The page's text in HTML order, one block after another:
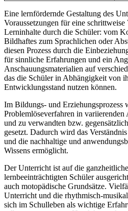
Eine lernfördernde Gestaltung des
Voraussetzungen für eine
Lerninhalte durch die Schüler: vom
Bildhaftes zum Sprachlichen oder
diesen Prozess durch die
für sinnliche Erfahrungen und ein
Anschauungsmaterialien auf
das die Schüler in Abhängigkeit von
Entwicklungsstand nutzen können.
Im Bildungs- und Erziehungsprozess
Problemlöseverfahren in variierenden
und zu verwandten bzw.
gesetzt. Dadurch wird das
und die nachhaltige und
Wissens ermöglicht.
Der Unterricht ist auf die
lernbeeinträchtigten Schüler
auch motopädische Grundsätze.
Unterricht und die rhythmisch-
sich im Schulleben als wichtige